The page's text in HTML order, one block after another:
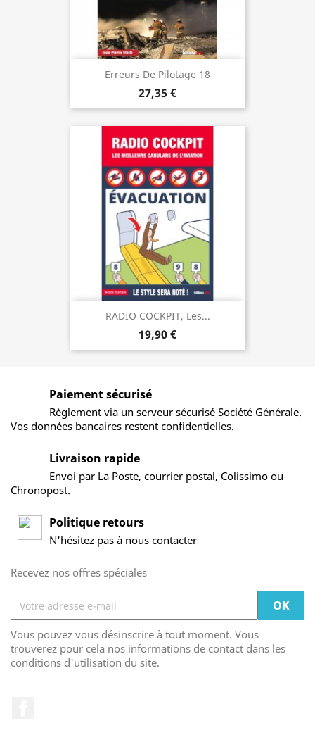
Erreurs De Pilotage 18
27,35 €
RADIO COCKPIT, Les...
19,90 €
Paiement sécurisé
Règlement via un serveur sécurisé Société Générale.
Vos données bancaires restent confidentielles.
Livraison rapide
Envoi par La Poste, courrier postal, Colissimo ou
Chronopost.
Politique retours
N'hésitez pas à nous contacter
Recevez nos offres spéciales
Vous pouvez vous désinscrire à tout moment. Vous
trouverez pour cela nos informations de contact dans les
conditions d'utilisation du site.